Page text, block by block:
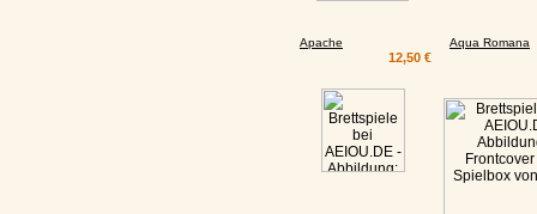
Apache
12,50 €
Aqua Romana